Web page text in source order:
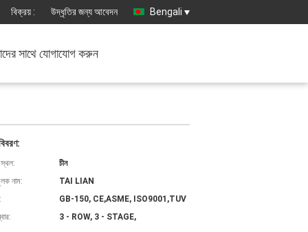
বিক্রয় : উদ্ধৃতির জন্য আবেদন Bengali
সাথে যোগাযোগ করুন
চীন
নাম:
TAI LIAN
GB-150, CE,ASME, ISO9001,TUV
3 - ROW, 3 - STAGE,